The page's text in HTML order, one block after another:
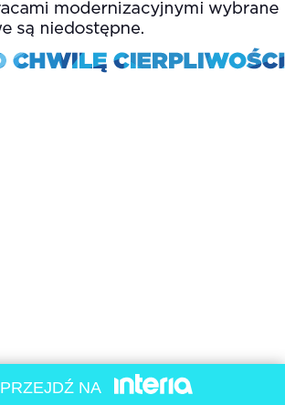
PRZEJDŹ NA